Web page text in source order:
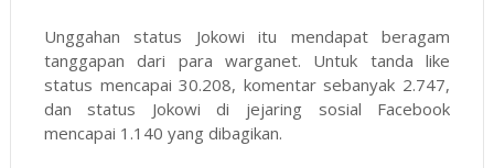
Unggahan status Jokowi itu mendapat beragam
tanggapan dari para warganet. Untuk tanda like
status mencapai 30.208, komentar sebanyak 2.747,
dan status Jokowi di jejaring sosial Facebook
mencapai 1.140 yang dibagikan.